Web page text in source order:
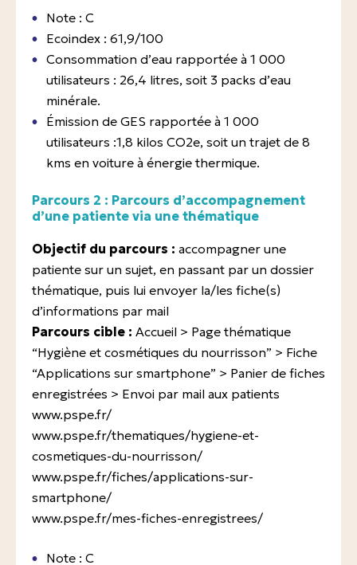
Note : C
Ecoindex : 61,9/100
Consommation d’eau rapportée à 1 000
utilisateurs : 26,4 litres, soit 3 packs d’eau
minérale.
Émission de GES rapportée à 1 000
utilisateurs :1,8 kilos CO2e, soit un trajet de 8
kms en voiture à énergie thermique.
Parcours 2 : Parcours d’accompagnement
d’une patiente via une thématique
Objectif du parcours : accompagner une
patiente sur un sujet, en passant par un dossier
thématique, puis lui envoyer la/les fiche(s)
d’informations par mail
Parcours cible : Accueil > Page thématique
“Hygiène et cosmétiques du nourrisson” > Fiche
“Applications sur smartphone” > Panier de fiches
enregistrées > Envoi par mail aux patients
www.pspe.fr/
www.pspe.fr/thematiques/hygiene-et-
cosmetiques-du-nourrisson/
www.pspe.fr/fiches/applications-sur-
smartphone/
www.pspe.fr/mes-fiches-enregistrees/
Note : C